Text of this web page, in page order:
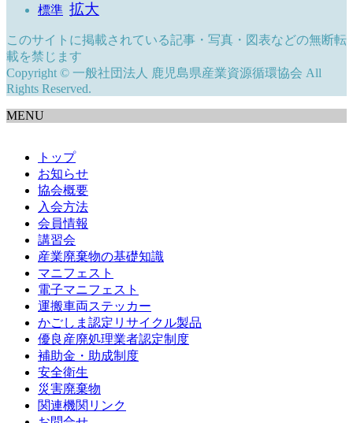
標準 拡大
このサイトに掲載されている記事・写真・図表などの無断転
載を禁じます
Copyright © 一般社団法人 鹿児島県産業資源循環協会 All
Rights Reserved.
MENU
トップ
お知らせ
協会概要
入会方法
会員情報
講習会
産業廃棄物の基礎知識
マニフェスト
電子マニフェスト
運搬車両ステッカー
かごしま認定リサイクル製品
優良産廃処理業者認定制度
補助金・助成制度
安全衛生
災害廃棄物
関連機関リンク